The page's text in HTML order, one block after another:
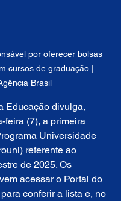
por oferecer bolsas
cursos de graduação |
Brasil
Educação divulga,
feira (7), a primeira
Universidade
referente ao
de 2025. Os
acessar o Portal do
conferir a lista e, no